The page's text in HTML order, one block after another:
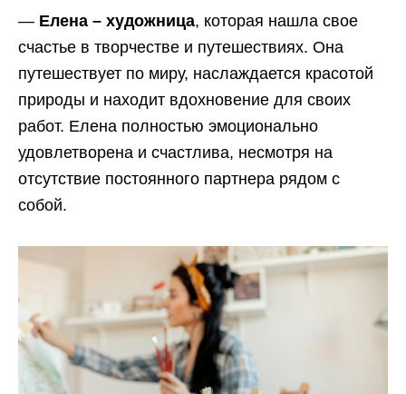
— Елена – художница, которая нашла свое
счастье в творчестве и путешествиях. Она
путешествует по миру, наслаждается красотой
природы и находит вдохновение для своих
работ. Елена полностью эмоционально
удовлетворена и счастлива, несмотря на
отсутствие постоянного партнера рядом с
собой.